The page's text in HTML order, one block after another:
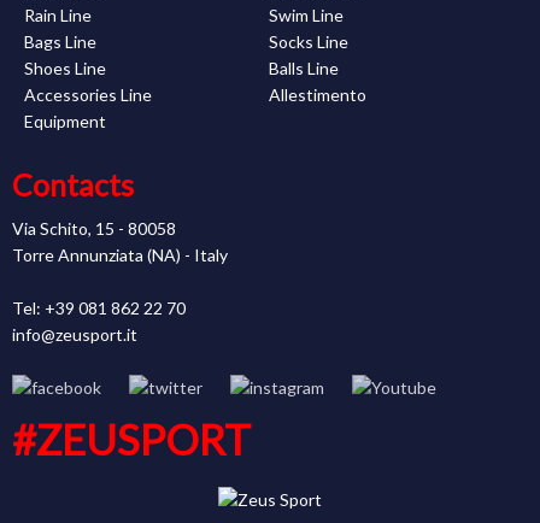
Rain Line
Swim Line
Bags Line
Socks Line
Shoes Line
Balls Line
Accessories Line
Allestimento
Equipment
Contacts
Via Schito, 15 - 80058
Torre Annunziata (NA) - Italy
Tel: +39 081 862 22 70
info@zeusport.it
#ZEUSPORT